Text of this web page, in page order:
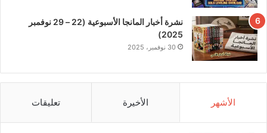
نشرة أخبار المانجا الأسبوعية (22 – 29 نوفمبر
2025)
30 نوفمبر، 2025
الأشهر الأخيرة تعليقات